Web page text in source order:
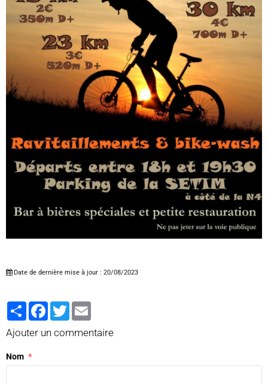
Date de dernière mise à jour : 20/08/2023
PartagerFacebook
Twitter
Ajouter un commentaire
Nom